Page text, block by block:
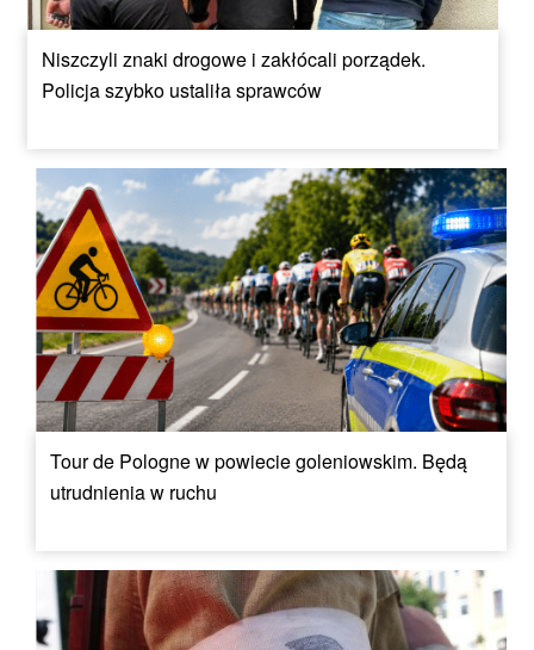
Niszczyli znaki drogowe i zakłócali porządek.
Policja szybko ustaliła sprawców
Tour de Pologne w powiecie goleniowskim. Będą
utrudnienia w ruchu